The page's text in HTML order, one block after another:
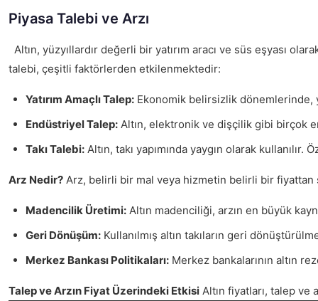
Piyasa Talebi ve Arzı
Altın, yüzyıllardır değerli bir yatırım aracı ve süs eşyası
talebi, çeşitli faktörlerden etkilenmektedir:
Yatırım Amaçlı Talep: Ekonomik belirsizlik dönemlerinde,
Endüstriyel Talep: Altın, elektronik ve dişçilik gibi birçok
Takı Talebi: Altın, takı yapımında yaygın olarak
Arz Nedir? Arz, belirli bir mal veya hizmetin belirli bir fiyattan
Madencilik Üretimi: Altın madenciliği, arzın en büyük
Geri Dönüşüm: Kullanılmış altın takıların geri
Merkez Bankası Politikaları: Merkez bankalarının altın
Talep ve Arzın Fiyat Üzerindeki Etkisi Altın fiyatları, talep